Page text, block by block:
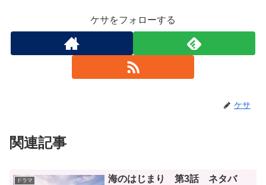
ケサをフォローする
ケサ
関連記事
ドラマ
海のはじまり 第3話 ネタバ